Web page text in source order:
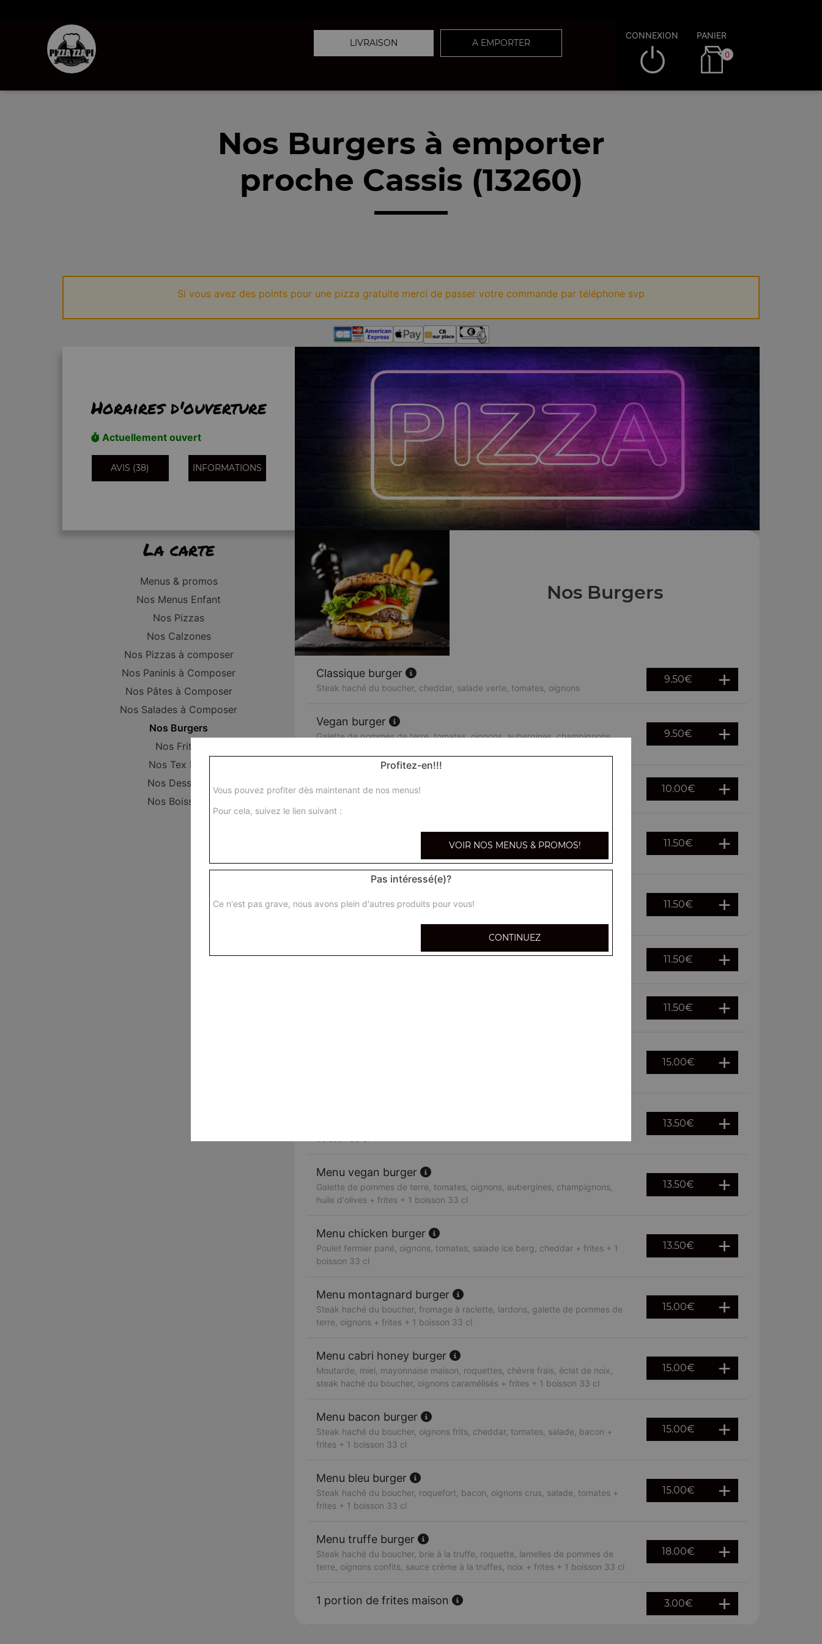
LIVRAISON A EMPORTER
CONNEXION PANIER
0
Nos Burgers à emporter
proche Cassis (13260)
Si vous avez des points pour une pizza gratuite merci de passer votre commande par téléphone svp
Horaires d'ouverture
Actuellement ouvert
AVIS (38) INFORMATIONS
La carte
Menus & promos
Nos Menus Enfant
Nos Pizzas
Nos Calzones
Nos Pizzas à composer
Nos Paninis à Composer
Nos Pâtes à Composer
Nos Salades à Composer
Nos Burgers
Nos Frites
Nos Tex Mex
Nos Desserts
Nos Boissons
Nos Burgers
Classique burger
Steak haché du boucher, cheddar, salade verte, tomates, oignons
9.50€
Vegan burger
Galette de pommes de terre, tomates, oignons, aubergines, champignons,
9.50€
10.00€
Steak haché du boucher, fromage à raclette, lardons, galette de pommes de
11.50€
Moutarde, miel, mayonnaise maison, roquettes, chèvre frais, éclat de noix,
11.50€
Bacon burger 11.50€
11.50€
15.00€
13.50€
Menu vegan burger
Galette de pommes de terre, tomates, oignons, aubergines, champignons,
huile d'olives + frites + 1 boisson 33 cl
13.50€
Menu chicken burger
Poulet fermier pané, oignons, tomates, salade ice berg, cheddar + frites + 1
boisson 33 cl
13.50€
Menu montagnard burger
Steak haché du boucher, fromage à raclette, lardons, galette de pommes de
terre, oignons + frites + 1 boisson 33 cl
15.00€
Menu cabri honey burger
Moutarde, miel, mayonnaise maison, roquettes, chèvre frais, éclat de noix,
steak haché du boucher, oignons caramélisés + frites + 1 boisson 33 cl
15.00€
Menu bacon burger
Steak haché du boucher, oignons frits, cheddar, tomates, salade, bacon +
frites + 1 boisson 33 cl
15.00€
Menu bleu burger
Steak haché du boucher, roquefort, bacon, oignons crus, salade, tomates +
frites + 1 boisson 33 cl
15.00€
Menu truffe burger
Steak haché du boucher, brie à la truffe, roquette, lamelles de pommes de
terre, oignons confits, sauce crème à la truffes, noix + frites + 1 boisson 33 cl
18.00€
1 portion de frites maison 3.00€
Profitez-en!!!
Vous pouvez profiter dès maintenant de nos menus!
Pour cela, suivez le lien suivant :
VOIR NOS MENUS & PROMOS!
Pas intéressé(e)?
Ce n'est pas grave, nous avons plein d'autres produits pour vous!
CONTINUEZ